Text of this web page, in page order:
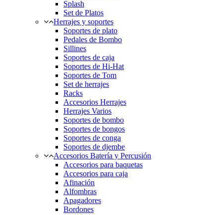
Splash
Set de Platos
Herrajes y soportes
Soportes de plato
Pedales de Bombo
Sillines
Soportes de caja
Soportes de Hi-Hat
Soportes de Tom
Set de herrajes
Racks
Accesorios Herrajes
Herrajes Varios
Soportes de bombo
Soportes de bongos
Soportes de conga
Soportes de djembe
Accesorios Batería y Percusión
Accesorios para baquetas
Accesorios para caja
Afinación
Alfombras
Apagadores
Bordones